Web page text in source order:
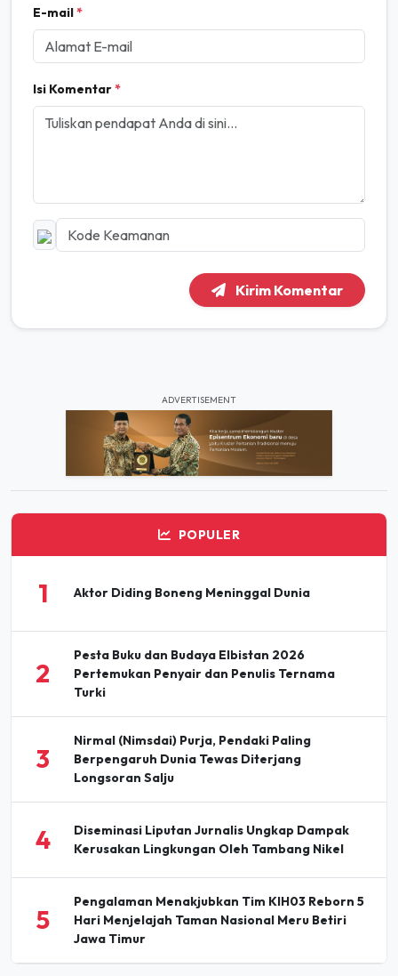
E-mail*
Isi Komentar*
Kirim Komentar
ADVERTISEMENT
POPULER
1 Aktor Diding Boneng Meninggal Dunia
2
Pesta Buku dan Budaya Elbistan 2026
Pertemukan Penyair dan Penulis Ternama
Turki
3
Nirmal (Nimsdai) Purja, Pendaki Paling
Berpengaruh Dunia Tewas Diterjang
Longsoran Salju
4
Diseminasi Liputan Jurnalis Ungkap Dampak
Kerusakan Lingkungan Oleh Tambang Nikel
5
Pengalaman Menakjubkan Tim KIH03 Reborn 5
Hari Menjelajah Taman Nasional Meru Betiri
Jawa Timur